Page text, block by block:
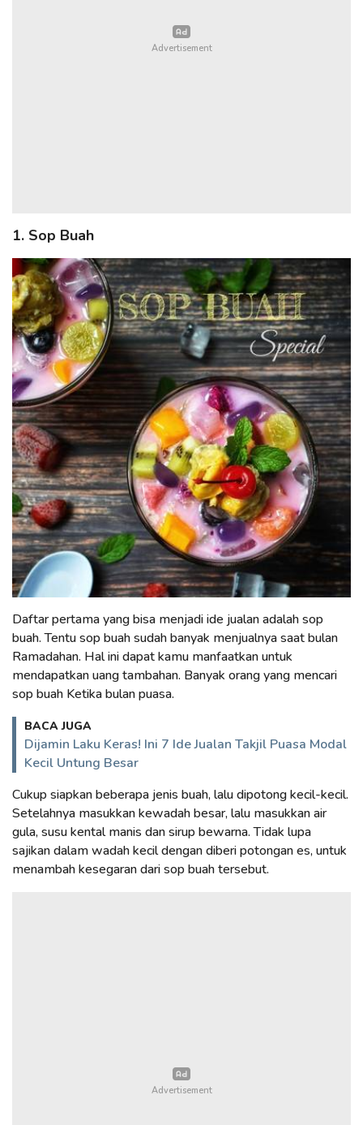
1. Sop Buah
Daftar pertama yang bisa menjadi ide jualan adalah sop
buah. Tentu sop buah sudah banyak menjualnya saat bulan
Ramadahan. Hal ini dapat kamu manfaatkan untuk
mendapatkan uang tambahan. Banyak orang yang mencari
sop buah Ketika bulan puasa.
BACA JUGA
Dijamin Laku Keras! Ini 7 Ide Jualan Takjil Puasa Modal
Kecil Untung Besar
Cukup siapkan beberapa jenis buah, lalu dipotong kecil-kecil.
Setelahnya masukkan kewadah besar, lalu masukkan air
gula, susu kental manis dan sirup bewarna. Tidak lupa
sajikan dalam wadah kecil dengan diberi potongan es, untuk
menambah kesegaran dari sop buah tersebut.